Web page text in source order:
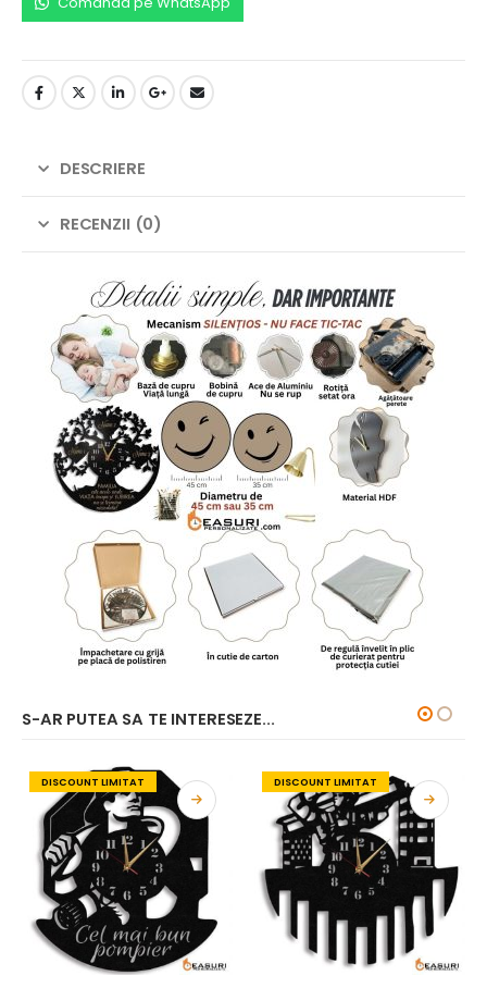
DESCRIERE
RECENZII (0)
S-AR PUTEA SA TE INTERESEZE...
DISCOUNT LIMITAT DISCOUNT LIMITAT